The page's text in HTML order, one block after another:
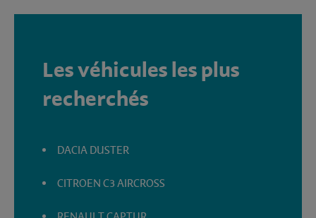
Les véhicules les plus
recherchés
DACIA DUSTER
CITROEN C3 AIRCROSS